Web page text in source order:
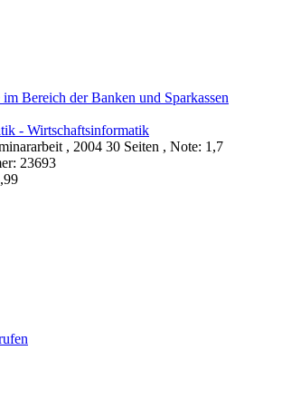
Bereich der Banken und Sparkassen
- Wirtschaftsinformatik
, 2004 30 Seiten , Note: 1,7
23693